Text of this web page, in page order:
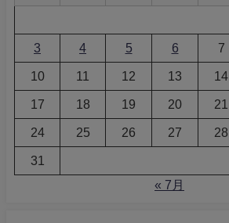
3 4 5 6 7
10 11 12 13 14
17 18 19 20 21
24 25 26 27 28
31
« 7月